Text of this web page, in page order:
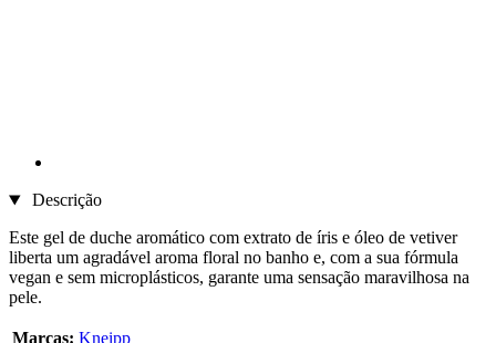
Descrição
Este gel de duche aromático com extrato de íris e óleo de vetiver
liberta um agradável aroma floral no banho e, com a sua fórmula
vegan e sem microplásticos, garante uma sensação maravilhosa na
pele.
Marcas: Kneipp